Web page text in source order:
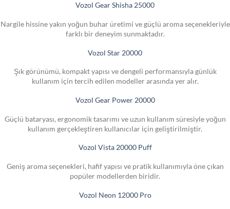
Vozol Gear Shisha 25000
Nargile hissine yakın yoğun buhar üretimi ve güçlü aroma seçenekleriyle
farklı bir deneyim sunmaktadır.
Vozol Star 20000
Şık görünümü, kompakt yapısı ve dengeli performansıyla günlük
kullanım için tercih edilen modeller arasında yer alır.
Vozol Gear Power 20000
Güçlü bataryası, ergonomik tasarımı ve uzun kullanım süresiyle yoğun
kullanım gerçekleştiren kullanıcılar için geliştirilmiştir.
Vozol Vista 20000 Puff
Geniş aroma seçenekleri, hafif yapısı ve pratik kullanımıyla öne çıkan
popüler modellerden biridir.
Vozol Neon 12000 Pro